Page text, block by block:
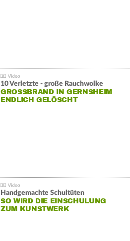
10 Verletzte - große Rauchwolke
GROSSBRAND IN GERNSHEIM E
NDLICH GELÖSCHT
Handgemachte Schultüten
SO WIRD DIE EINSCHULUNG
ZUM KUNSTWERK